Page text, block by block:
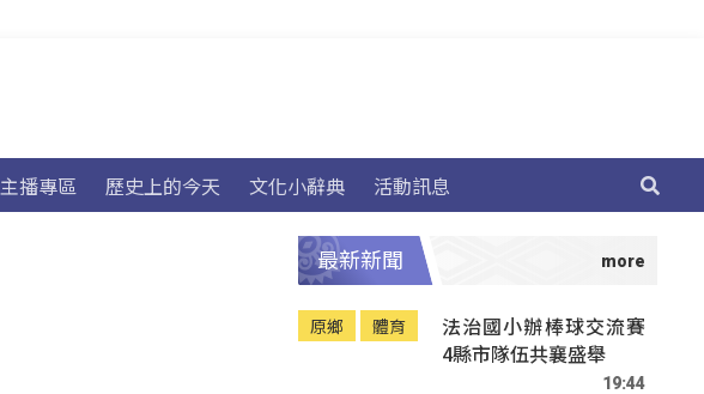
主播專區 歷史上的今天 文化小辭典 活動訊息
最新新聞
原鄉 體育
法治國小辦棒球交流賽
4縣市隊伍共襄盛舉
19:44